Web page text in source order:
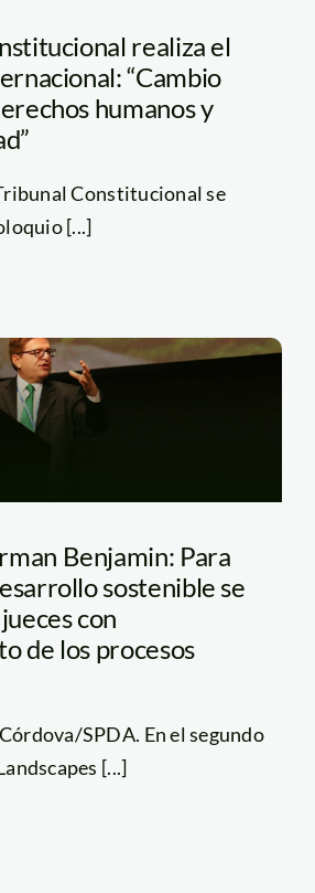
realiza el
“Cambio
humanos y
Constitucional se
[...]
Benjamin: Para
sostenible se
con
de los procesos
SPDA. En el segundo
[...]